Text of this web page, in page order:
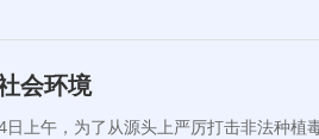
会环境
午，为了从源头上严厉打击非法种植